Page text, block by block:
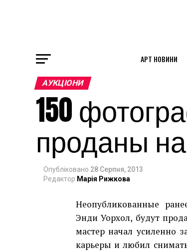
АРТ НОВИНИ
АУКЦІОНИ
150
проданы
Опубліковано 28 Серпня, 2013
Редактор Марія Рижкова
Неопубликованные
Энди Уорхол, будут
мастер начал усиленно
карьеры и любил